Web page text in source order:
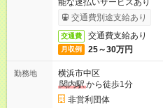
能な速払いサービスあり
交通費別途支給あり
交通費 交通費支給あり
月収例 25～30万円
勤務地
横浜市中区
関内駅から徒歩1分
非営利団体